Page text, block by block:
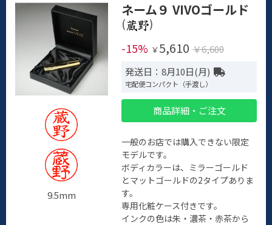
9.5mm
ネーム９ VIVOゴールド
(
)
-15% ￥ 5,610 ￥6,600
発送日：8月10日(月)
宅配便コンパクト（手渡し）
商品詳細・ご注文
一般のお店では購入できない限定
モデルです。
ボディカラーは、ミラーゴールド
とマットゴールドの2タイプありま
す。
専用化粧ケース付きです。
インクの色は朱・濃茶・赤茶から